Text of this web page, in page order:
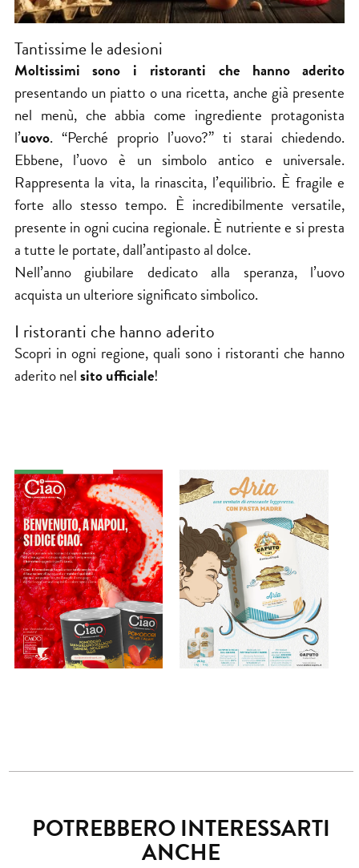
Tantissime le adesioni
Moltissimi sono i ristoranti che hanno aderito
presentando un piatto o una ricetta, anche già presente
nel menù, che abbia come ingrediente protagonista
l’uovo. “Perché proprio l’uovo?” ti starai chiedendo.
Ebbene, l’uovo è un simbolo antico e universale.
Rappresenta la vita, la rinascita, l’equilibrio. È fragile e
forte allo stesso tempo. È incredibilmente versatile,
presente in ogni cucina regionale. È nutriente e si presta
a tutte le portate, dall’antipasto al dolce.
Nell’anno giubilare dedicato alla speranza, l’uovo
acquista un ulteriore significato simbolico.
I ristoranti che hanno aderito
Scopri in ogni regione, quali sono i ristoranti che hanno
aderito nelsito ufficiale!
POTREBBERO INTERESSARTI
ANCHE